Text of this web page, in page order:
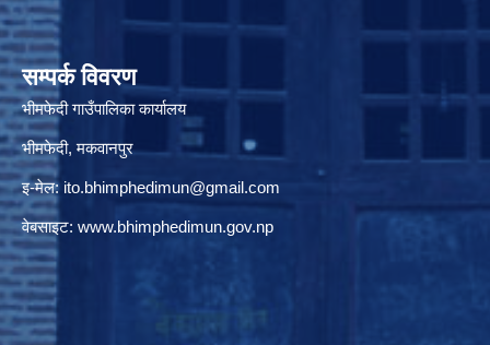
सम्पर्क विवरण
भीमफेदी गाउँपालिका कार्यालय
भीमफेदी, मकवानपुर
इ-मेल: ito.bhimphedimun@gmail.com
वेबसाइट: www.bhimphedimun.gov.np